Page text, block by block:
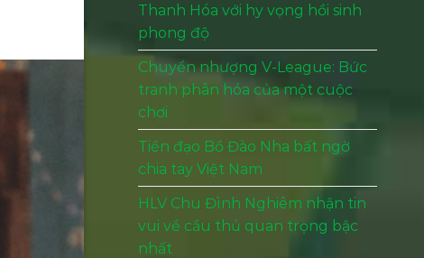
Thanh Hóa với hy vọng hồi sinh
phong độ
Chuyển nhượng V-League: Bức
tranh phân hóa của một cuộc
chơi
Tiền đạo Bồ Đào Nha bất ngờ
chia tay Việt Nam
HLV Chu Đình Nghiêm nhận tin
vui về cầu thủ quan trọng bậc
nhất